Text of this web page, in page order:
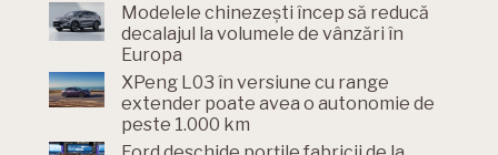
Modelele chinezești încep să reducă
decalajul la volumele de vânzări în
Europa
XPeng L03 în versiune cu range
extender poate avea o autonomie de
peste 1.000 km